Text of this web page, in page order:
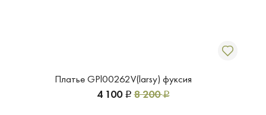
Платье GPl00262V(larsy) фуксия
4 100 Р 8 200Р